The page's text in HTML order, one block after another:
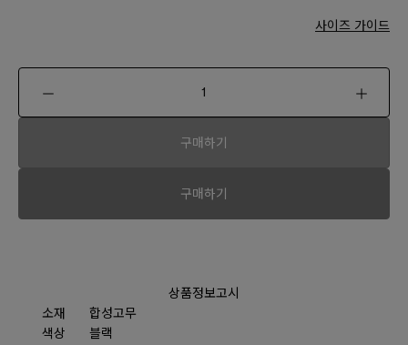
상품정보고시
소재
합성고무
색상
블랙
사이즈 가이드
구매하기
구매하기